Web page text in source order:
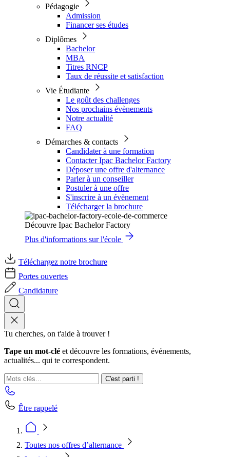
Pédagogie
Admission
Financer ses études
Diplômes
Bachelor
MBA
Titres RNCP
Taux de réussite et satisfaction
Vie Étudiante
Le goût des challenges
Nos prochains évènements
Notre actualité
FAQ
Démarches & contacts
Candidater à une formation
Contacter Ipac Bachelor Factory
Déposer une offre d'alternance
Parler à un conseiller
Postuler à une offre
S'inscrire à un évènement
Télécharger la brochure
Découvre Ipac Bachelor Factory
Plus d'informations sur l'école
Téléchargez notre brochure
Portes ouvertes
Candidature
Tu cherches, on t'aide à trouver !
Tape un mot-clé et découvre les formations, événements,
actualités... qui te correspondent.
C'est parti !
Être rappelé
Toutes nos offres d’alternance